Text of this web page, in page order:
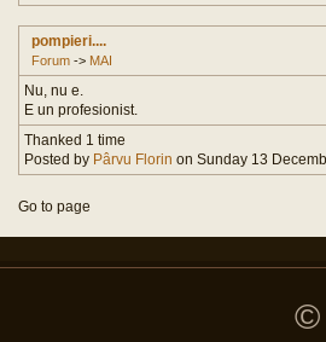
pompieri....
Forum -> MAI
Nu, nu e.
E un profesionist.
Thanked 1 time
Posted by Pârvu Florin on Sunday 13
Go to page
©